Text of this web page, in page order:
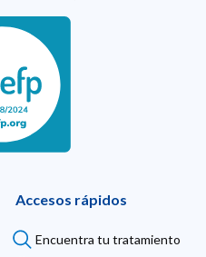
Accesos rápidos
Encuentra tu tratamiento